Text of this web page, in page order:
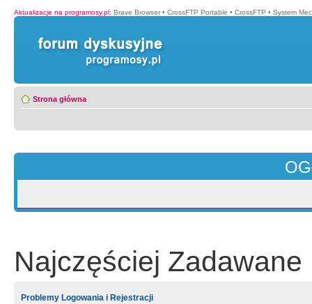
Aktualizacje na programosy.pl: Brave Browser • CrossFTP Portable • CrossFTP • System
Strona główna
Najczęściej Zadawane
Problemy Logowania i Rejestracji